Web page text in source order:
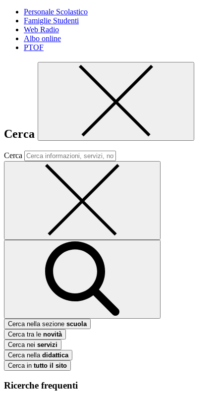
Personale Scolastico
Famiglie Studenti
Web Radio
Albo online
PTOF
Cerca
Cerca
Cerca nella sezione scuola
Cerca tra le novità
Cerca nei servizi
Cerca nella didattica
Cerca in tutto il sito
Ricerche frequenti